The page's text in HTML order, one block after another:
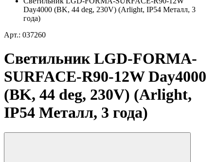
Day4000 (BK, 44 deg, 230V) (Arlight, IP54 Металл, 3
года)
Арт.: 037260
Светильник LGD-FORMA-
SURFACE-R90-12W Day4000
(BK, 44 deg, 230V) (Arlight,
IP54 Металл, 3 года)